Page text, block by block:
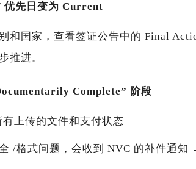
优先日变为 Current
和国家，查看签证公告中的 Final
推进。
Complete” 阶段
上传的文件和支付状态
/格式问题，会收到 NVC 的补件通知